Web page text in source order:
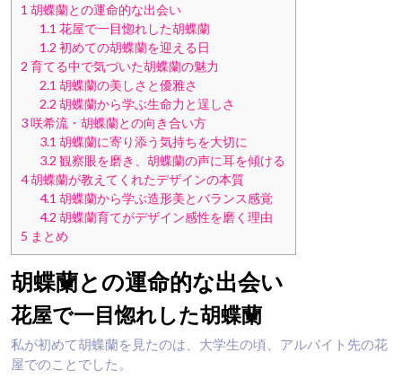
1 胡蝶蘭との運命的な出会い
1.1 花屋で一目惚れした胡蝶蘭
1.2 初めての胡蝶蘭を迎える日
2 育てる中で気づいた胡蝶蘭の魅力
2.1 胡蝶蘭の美しさと優雅さ
2.2 胡蝶蘭から学ぶ生命力と逞しさ
3咲希流・胡蝶蘭との向き合い方
3.1 胡蝶蘭に寄り添う気持ちを大切に
3.2 観察眼を磨き、胡蝶蘭の声に耳を傾ける
4胡蝶蘭が教えてくれたデザインの本質
4.1 胡蝶蘭から学ぶ造形美とバランス感覚
4.2 胡蝶蘭育てがデザイン感性を磨く理由
5 まとめ
胡蝶蘭との運命的な出会い
花屋で一目惚れした胡蝶蘭
私が初めて胡蝶蘭を見たのは、大学生の頃、アルバイト先の花
屋でのことでした。